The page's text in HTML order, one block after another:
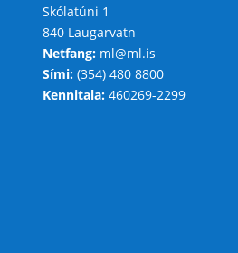
Skólatúni 1
840 Laugarvatn
Netfang:ml@ml.is
Sími:(354) 480 8800
Kennitala:460269-2299